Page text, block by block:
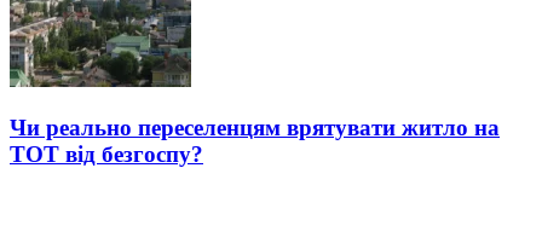
Чи реально переселенцям врятувати житло на
ТОТ від безгоспу?